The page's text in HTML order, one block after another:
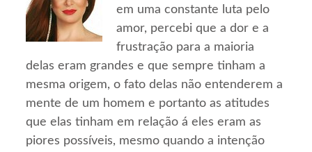
em uma constante luta pelo
amor, percebi que a dor e a
frustração para a maioria
delas eram grandes e que sempre tinham a
mesma origem, o fato delas não entenderem a
mente de um homem e portanto as atitudes
que elas tinham em relação á eles eram as
piores possíveis, mesmo quando a intenção